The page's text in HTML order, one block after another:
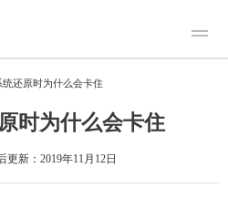
统还原时为什么会卡住
时为什么会卡住
更新： 2019年11月12日